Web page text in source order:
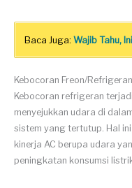
Baca Juga: Wajib Tahu,
Kebocoran Freon/
Kebocoran refrigeran
menyejukkan udara di
sistem yang tertutup. Hal
kinerja AC berupa udara
peningkatan konsumsi